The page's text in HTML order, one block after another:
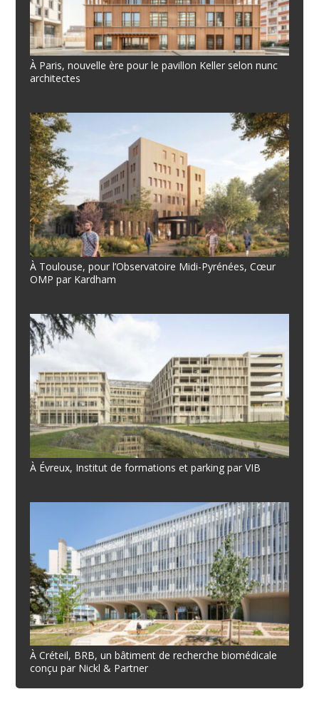
À Paris, nouvelle ère pour le pavillon Keller selon nunc
architectes
À Toulouse, pour l’Observatoire Midi-Pyrénées, Cœur
OMP par Kardham
À Évreux, Institut de formations et parking par VIB
À Créteil, BRB, un bâtiment de recherche biomédicale
conçu par Nickl & Partner